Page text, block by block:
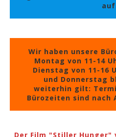
Wir haben unsere
Montag von 11-14
Dienstag von 11-16
und Donnerstag
weiterhin gilt:
Bürozeiten sind nach
Der Film "Stiller Hunger"